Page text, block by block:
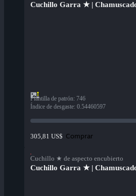
Cuchillo Garra ★ |
Plantilla de patrón: 746
Índice de desgaste: 0.54460597
305,81 US$ Comprar
Cuchillo ★ de aspecto encubierto
Cuchillo Garra ★ |